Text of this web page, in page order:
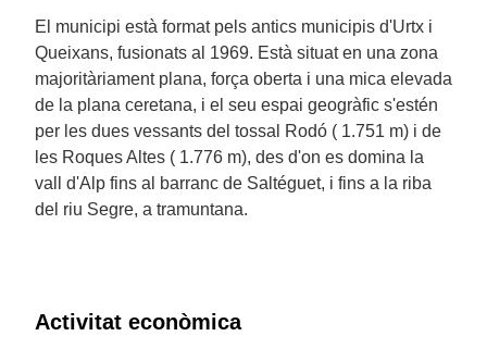
El municipi està format pels antics municipis d'Urtx i
Queixans, fusionats al 1969. Està situat en una zona
majoritàriament plana, força oberta i una mica elevada
de la plana ceretana, i el seu espai geogràfic s'estén
per les dues vessants del tossal Rodó ( 1.751 m) i de
les Roques Altes ( 1.776 m), des d'on es domina la
vall d'Alp fins al barranc de Saltéguet, i fins a la riba
del riu Segre, a tramuntana.
Activitat econòmica